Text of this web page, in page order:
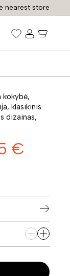
nearest store
kokybė,
klasikinis
dizainas,
€